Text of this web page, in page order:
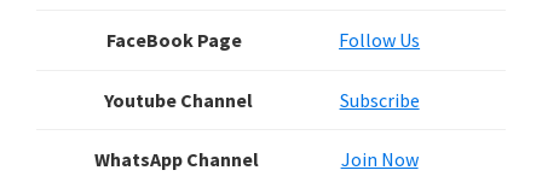
FaceBook Page Follow Us
Youtube Channel Subscribe
WhatsApp Channel Join Now